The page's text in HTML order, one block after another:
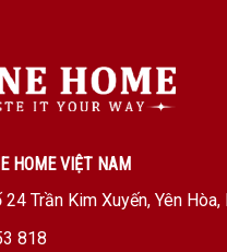
HOME VIỆT NAM
Trần Kim Xuyến, Yên Hòa,
818